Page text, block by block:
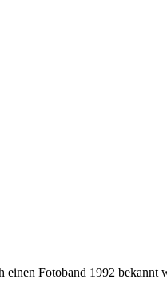
Fotoband 1992